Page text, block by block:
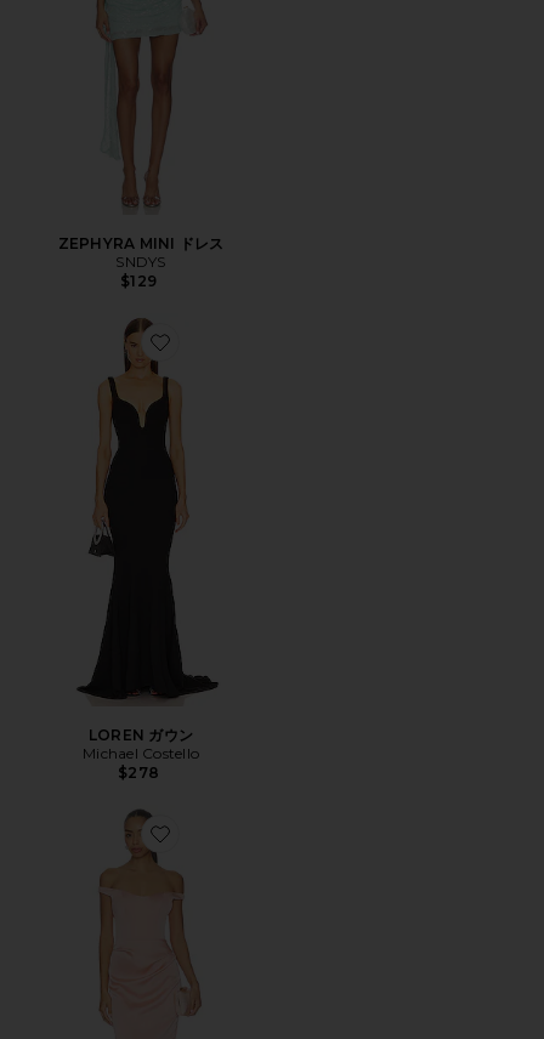
ZEPHYRA MINI ドレス
SNDYS
$129
Favorite LOREN ガウン
LOREN ガウン
Michael Costello
$278
Favorite TEMPEST ドレス